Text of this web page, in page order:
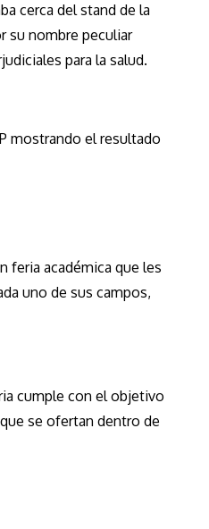
cerca del stand de la
su nombre peculiar
para la salud.
mostrando el resultado
feria académica que les
uno de sus campos,
cumple con el objetivo
se ofertan dentro de